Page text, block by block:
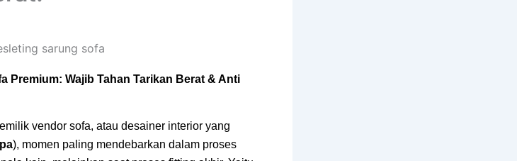
Premium: Wajib Tahan Tarikan Berat & Anti
vendor sofa, atau desainer interior yang
), momen paling mendebarkan dalam proses